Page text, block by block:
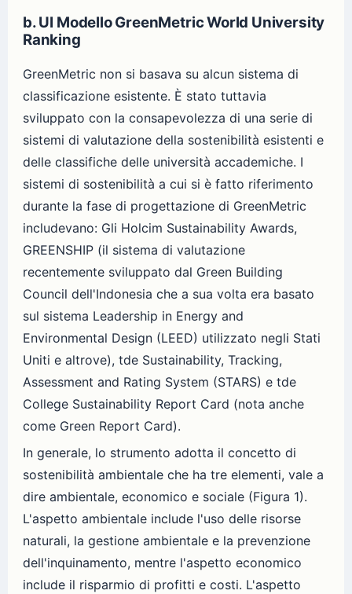
b. UI Modello GreenMetric World University
Ranking
GreenMetric non si basava su alcun sistema di
classificazione esistente. È stato tuttavia
sviluppato con la consapevolezza di una serie di
sistemi di valutazione della sostenibilità esistenti e
delle classifiche delle università accademiche. I
sistemi di sostenibilità a cui si è fatto riferimento
durante la fase di progettazione di GreenMetric
includevano: Gli Holcim Sustainability Awards,
GREENSHIP (il sistema di valutazione
recentemente sviluppato dal Green Building
Council dell'Indonesia che a sua volta era basato
sul sistema Leadership in Energy and
Environmental Design (LEED) utilizzato negli Stati
Uniti e altrove), tde Sustainability, Tracking,
Assessment and Rating System (STARS) e tde
College Sustainability Report Card (nota anche
come Green Report Card).
In generale, lo strumento adotta il concetto di
sostenibilità ambientale che ha tre elementi, vale a
dire ambientale, economico e sociale (Figura 1).
L'aspetto ambientale include l'uso delle risorse
naturali, la gestione ambientale e la prevenzione
dell'inquinamento, mentre l'aspetto economico
include il risparmio di profitti e costi. L'aspetto